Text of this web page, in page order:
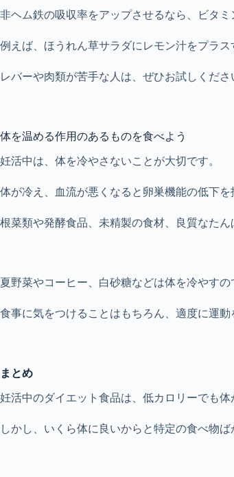
非ヘム鉄の吸収率をアップさせるなら、ビタ
例えば、ほうれん草サラダにレモン汁をプラス
レバーや肉類が苦手な人は、ぜひお試しくださ
体を温める作用のあるものを食べよう
妊活中は、体を冷やさないことが大切です。
体が冷え、血流が悪くなると卵巣機能の低下を
根菜類や発酵食品、未精製の食材、良質なた
夏野菜やコーヒー、白砂糖などは体を冷やすの
食事に気をつけることはもちろん、適度に運
まとめ
妊活中のダイエット食品は、低カロリーでも
しかし、いくら体に良いからと特定の食べ物